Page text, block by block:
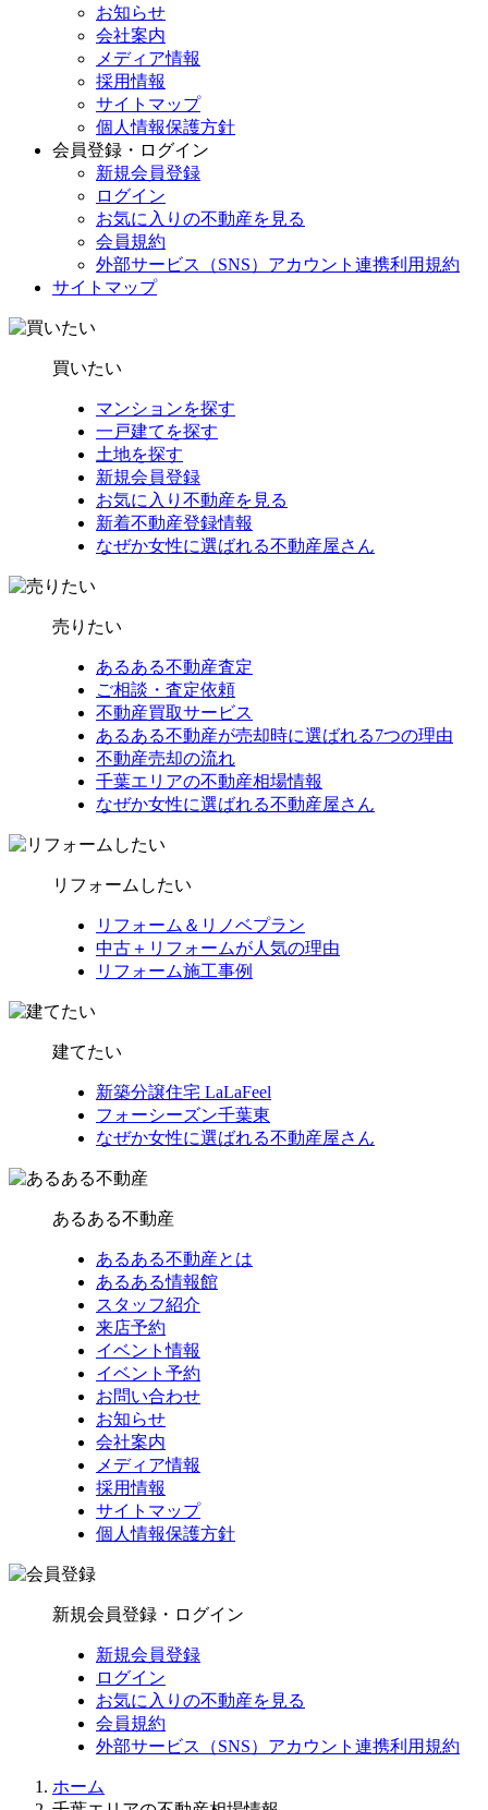
お知らせ
会社案内
メディア情報
採用情報
サイトマップ
個人情報保護方針
会員登録・ログイン
新規会員登録
ログイン
お気に入りの不動産を見る
会員規約
外部サービス（SNS）アカウント連携利用規約
サイトマップ
買いたい
マンションを探す
一戸建てを探す
土地を探す
新規会員登録
お気に入り不動産を見る
新着不動産登録情報
なぜか女性に選ばれる不動産屋さん
売りたい
あるある不動産査定
ご相談・査定依頼
不動産買取サービス
あるある不動産が売却時に選ばれる7つの理由
不動産売却の流れ
千葉エリアの不動産相場情報
なぜか女性に選ばれる不動産屋さん
リフォームしたい
リフォーム＆リノベプラン
中古＋リフォームが人気の理由
リフォーム施工事例
建てたい
新築分譲住宅 LaLaFeel
フォーシーズン千葉東
なぜか女性に選ばれる不動産屋さん
あるある不動産
あるある不動産とは
あるある情報館
スタッフ紹介
来店予約
イベント情報
イベント予約
お問い合わせ
お知らせ
会社案内
メディア情報
採用情報
サイトマップ
個人情報保護方針
新規会員登録・ログイン
新規会員登録
ログイン
お気に入りの不動産を見る
会員規約
外部サービス（SNS）アカウント連携利用規約
ホーム